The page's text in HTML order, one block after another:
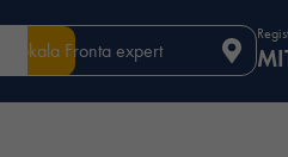
lokala Fronta expert